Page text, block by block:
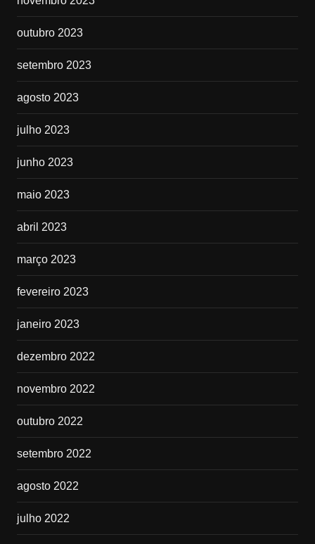
outubro 2023
setembro 2023
agosto 2023
julho 2023
junho 2023
maio 2023
abril 2023
março 2023
fevereiro 2023
janeiro 2023
dezembro 2022
novembro 2022
outubro 2022
setembro 2022
agosto 2022
julho 2022